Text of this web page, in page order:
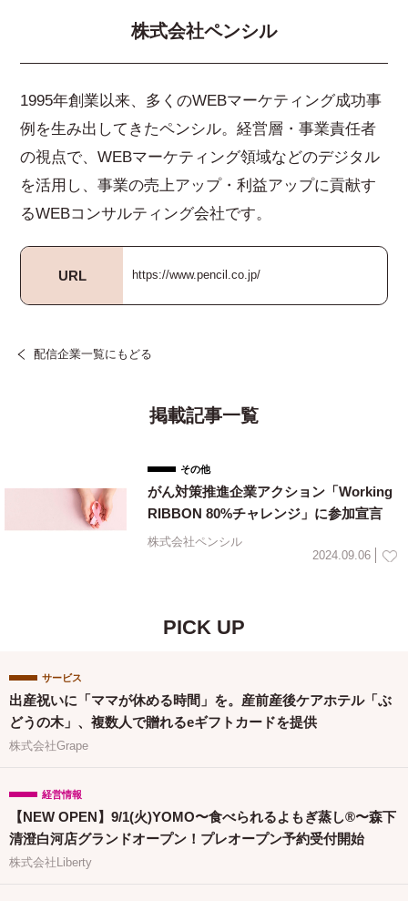
株式会社ペンシル
1995年創業以来、多くのWEBマーケティング成功事
例を生み出してきたペンシル。経営層・事業責任者
の視点で、WEBマーケティング領域などのデジタル
を活用し、事業の売上アップ・利益アップに貢献す
るWEBコンサルティング会社です。
URL https://www.pencil.co.jp/
配信企業一覧にもどる
掲載記事一覧
その他
がん対策推進企業アクション「Working
RIBBON 80%チャレンジ」に参加宣言
株式会社ペンシル
2024.09.06
PICK UP
サービス
出産祝いに「ママが休める時間」を。産前産後ケアホテル「ぶ
どうの木」、複数人で贈れるeギフトカードを提供
株式会社Grape
経営情報
【NEW OPEN】9/1(火)YOMO〜食べられるよもぎ蒸し®〜森下
清澄白河店グランドオープン！プレオープン予約受付開始
株式会社Liberty